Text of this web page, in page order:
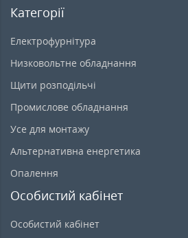
Категорії
Електрофурнітура
Низковольтне обладнання
Щити розподільчі
Промислове обладнання
Усе для монтажу
Альтернативна енергетика
Опалення
Особистий кабінет
Особистий кабінет